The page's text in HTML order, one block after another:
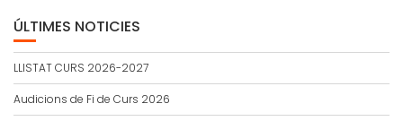
ÚLTIMES NOTICIES
LLISTAT CURS 2026-2027
Audicions de Fi de Curs 2026